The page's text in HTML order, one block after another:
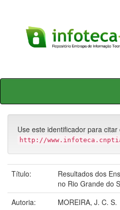
Skip
Use este identificador para
http://
Título:
Resultados dos
no Rio Grande do
Autoria:
MOREIRA, J. C. S.